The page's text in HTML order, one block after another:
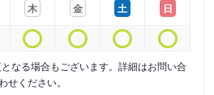
木
金
土
日
なる場合もございます。詳細はお問い合
わせください。